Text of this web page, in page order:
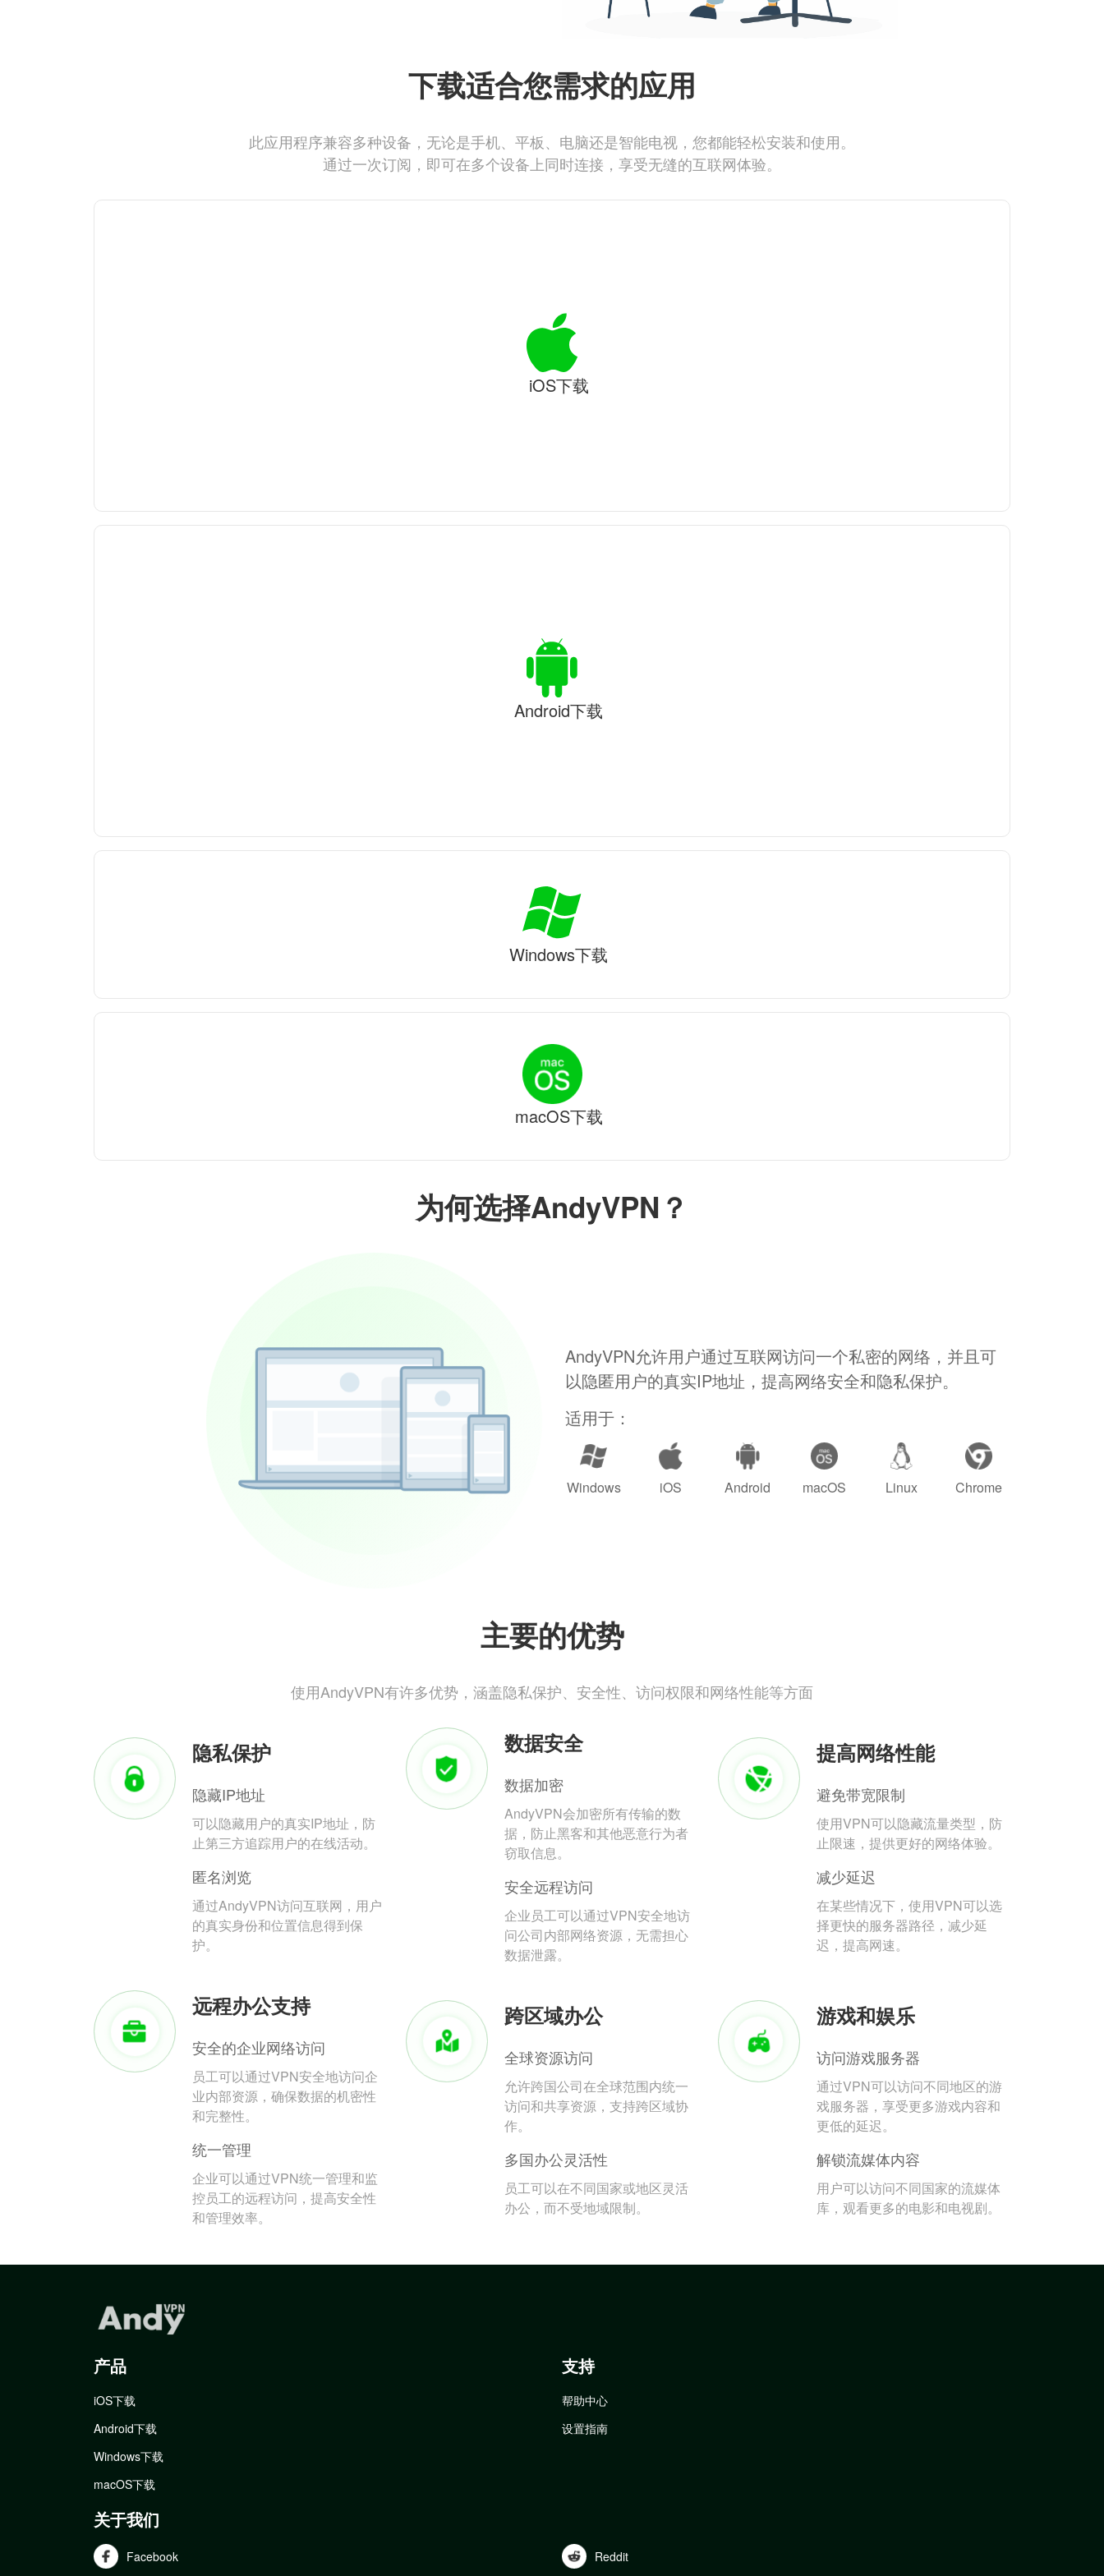
为何选择AndyVPN？
AndyVPN允许用户通过互联网访问一个私密的网络，并且可
以隐匿用户的真实IP地址，提高网络安全和隐私保护。
适用于：
Windows iOS Android macOS Linux Chrome
主要的优势
使用AndyVPN有许多优势，涵盖隐私保护、安全性、访问权限和网络性能等方面
隐私保护
隐藏IP地址
可以隐藏用户的真实IP地址，防
止第三方追踪用户的在线活动。
匿名浏览
通过AndyVPN访问互联网，用户
的真实身份和位置信息得到保
护。
数据安全
数据加密
AndyVPN会加密所有传输的数
据，防止黑客和其他恶意行为者
窃取信息。
安全远程访问
企业员工可以通过VPN安全地访
问公司内部网络资源，无需担心
数据泄露。
提高网络性能
避免带宽限制
使用VPN可以隐藏流量类型，防
止限速，提供更好的网络体验。
减少延迟
在某些情况下，使用VPN可以选
择更快的服务器路径，减少延
迟，提高网速。
远程办公支持
安全的企业网络访问
员工可以通过VPN安全地访问企
业内部资源，确保数据的机密性
和完整性。
统一管理
企业可以通过VPN统一管理和监
控员工的远程访问，提高安全性
和管理效率。
跨区域办公
全球资源访问
允许跨国公司在全球范围内统一
访问和共享资源，支持跨区域协
作。
多国办公灵活性
员工可以在不同国家或地区灵活
办公，而不受地域限制。
游戏和娱乐
访问游戏服务器
通过VPN可以访问不同地区的游
戏服务器，享受更多游戏内容和
更低的延迟。
解锁流媒体内容
用户可以访问不同国家的流媒体
库，观看更多的电影和电视剧。
下载适合您需求的应用
此应用程序兼容多种设备，无论是手机、平板、电脑还是智能电视，您都能轻松安装和使用。
通过一次订阅，即可在多个设备上同时连接，享受无缝的互联网体验。
iOS下载
Android下载
Windows下载
macOS下载
产品
iOS下载
Android下载
Windows下载
macOS下载
支持
帮助中心
设置指南
关于我们
Facebook Reddit